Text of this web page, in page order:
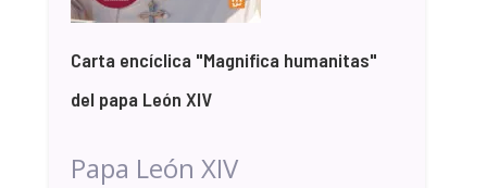
Carta encíclica "Magnifica humanitas"
del papa León XIV
Papa León XIV